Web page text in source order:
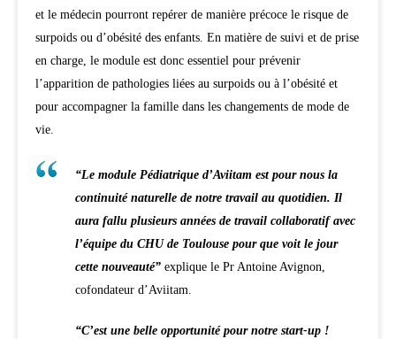
et le médecin pourront repérer de manière précoce le risque de
surpoids ou d’obésité des enfants. En matière de suivi et de prise
en charge, le module est donc essentiel pour prévenir
l’apparition de pathologies liées au surpoids ou à l’obésité et
pour accompagner la famille dans les changements de mode de
vie.
“Le module Pédiatrique d’Aviitam est pour nous la
continuité naturelle de notre travail au quotidien. Il
aura fallu plusieurs années de travail collaboratif avec
l’équipe du CHU de Toulouse pour que voit le jour
cette nouveauté” explique le Pr Antoine Avignon,
cofondateur d’Aviitam.
“C’est une belle opportunité pour notre start-up !